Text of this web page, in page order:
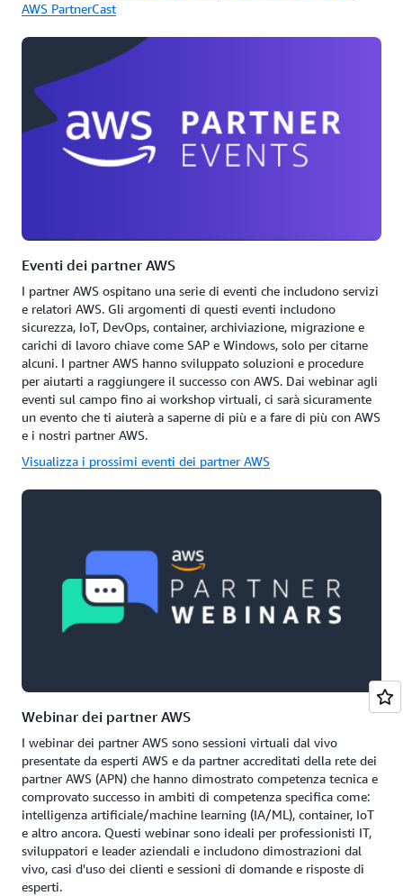
AWS PartnerCast
Eventi dei partner AWS
I partner AWS ospitano una serie di eventi che includono servizi
e relatori AWS. Gli argomenti di questi eventi includono
sicurezza, IoT, DevOps, container, archiviazione, migrazione e
carichi di lavoro chiave come SAP e Windows, solo per citarne
alcuni. I partner AWS hanno sviluppato soluzioni e procedure
per aiutarti a raggiungere il successo con AWS. Dai webinar agli
eventi sul campo fino ai workshop virtuali, ci sarà sicuramente
un evento che ti aiuterà a saperne di più e a fare di più con AWS
e i nostri partner AWS.
Visualizza i prossimi eventi dei partner AWS
Webinar dei partner AWS
I webinar dei partner AWS sono sessioni virtuali dal vivo
presentate da esperti AWS e da partner accreditati della rete dei
partner AWS (APN) che hanno dimostrato competenza tecnica e
comprovato successo in ambiti di competenza specifica come:
intelligenza artificiale/machine learning (IA/ML), container, IoT
e altro ancora. Questi webinar sono ideali per professionisti IT,
sviluppatori e leader aziendali e includono dimostrazioni dal
vivo, casi d'uso dei clienti e sessioni di domande e risposte di
esperti.